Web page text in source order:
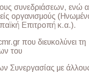
συνεδριάσεων, ενώ
οργανισμούς
Επιτροπή κ.α.).
που διευκολύνει τη
του
Συνεργασίας με